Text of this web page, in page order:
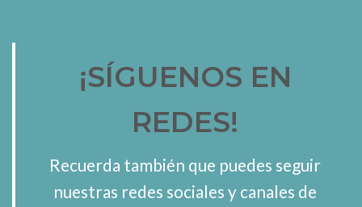
¡SÍGUENOS EN
REDES!
Recuerda también que puedes seguir
nuestras redes sociales y canales de